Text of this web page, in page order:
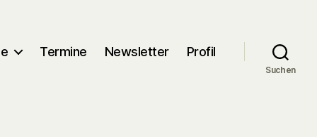
Termine Newsletter Profil
Suchen